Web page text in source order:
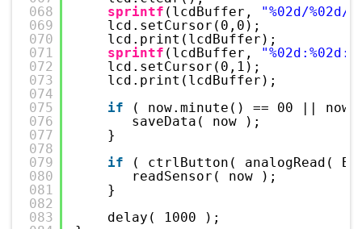
068
069
070
071
072
073
074
075
076
077
078
079
080
081
082
083
sprintf (lcdBuffer,
"%02d/%02d/
lcd.setCursor(0,0);
lcd.print(lcdBuffer);
sprintf (lcdBuffer,
lcd.setCursor(0,1);
lcd.print(lcdBuffer);
if
( now.minute() == 00 ||
saveData( now );
}
if
( ctrlButton( analogRead(
readSensor( now );
}
delay( 1000 );